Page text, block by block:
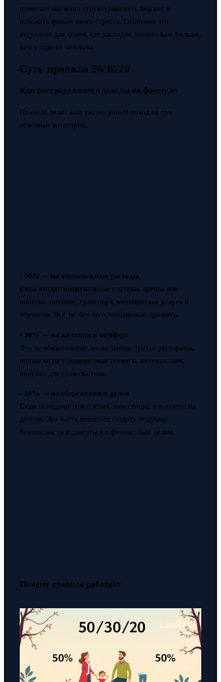
помогает наглядно структурировать бюджет и
избежать финансового стресса. Особенно это
актуально для семей, где расходов значительно больше,
чем у одного человека.
Суть правила 50/30/20
Как распределяются доходы по формуле
Правило делит ваш ежемесячный доход на три
основные категории:
- 50% — на обязательные расходы
Сюда входят коммунальные платежи, аренда или
ипотека, питание, транспорт, медицинские услуги и
обучение. Всё то, без чего невозможно прожить.
- 30% — на желания и комфорт
Это не обязательные, но желанные траты: рестораны,
подписки на стриминговые сервисы, путешествия,
покупки для удовольствия.
- 20% — на сбережения и долги
Сюда попадают накопления, инвестиции и выплаты по
долгам. Эта часть помогает создать подушку
безопасности и двигаться к финансовым целям.
Почему правило работает